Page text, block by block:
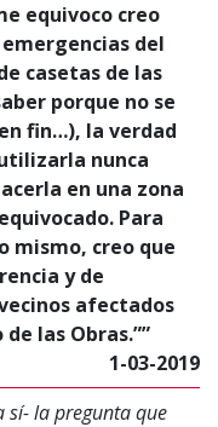
equivoco creo
del
casetas de las
porque no se
fin…), la verdad
nunca
en una zona
Para
mismo, creo que
y de
afectados
las Obras.””
1-03-2019
sí- la pregunta que